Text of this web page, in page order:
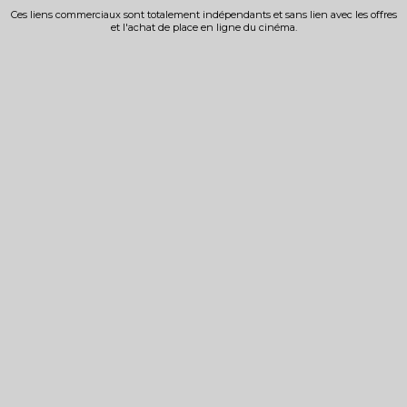
Ces liens commerciaux sont totalement indépendants et sans lien avec les offres
et l'achat de place en ligne du cinéma.